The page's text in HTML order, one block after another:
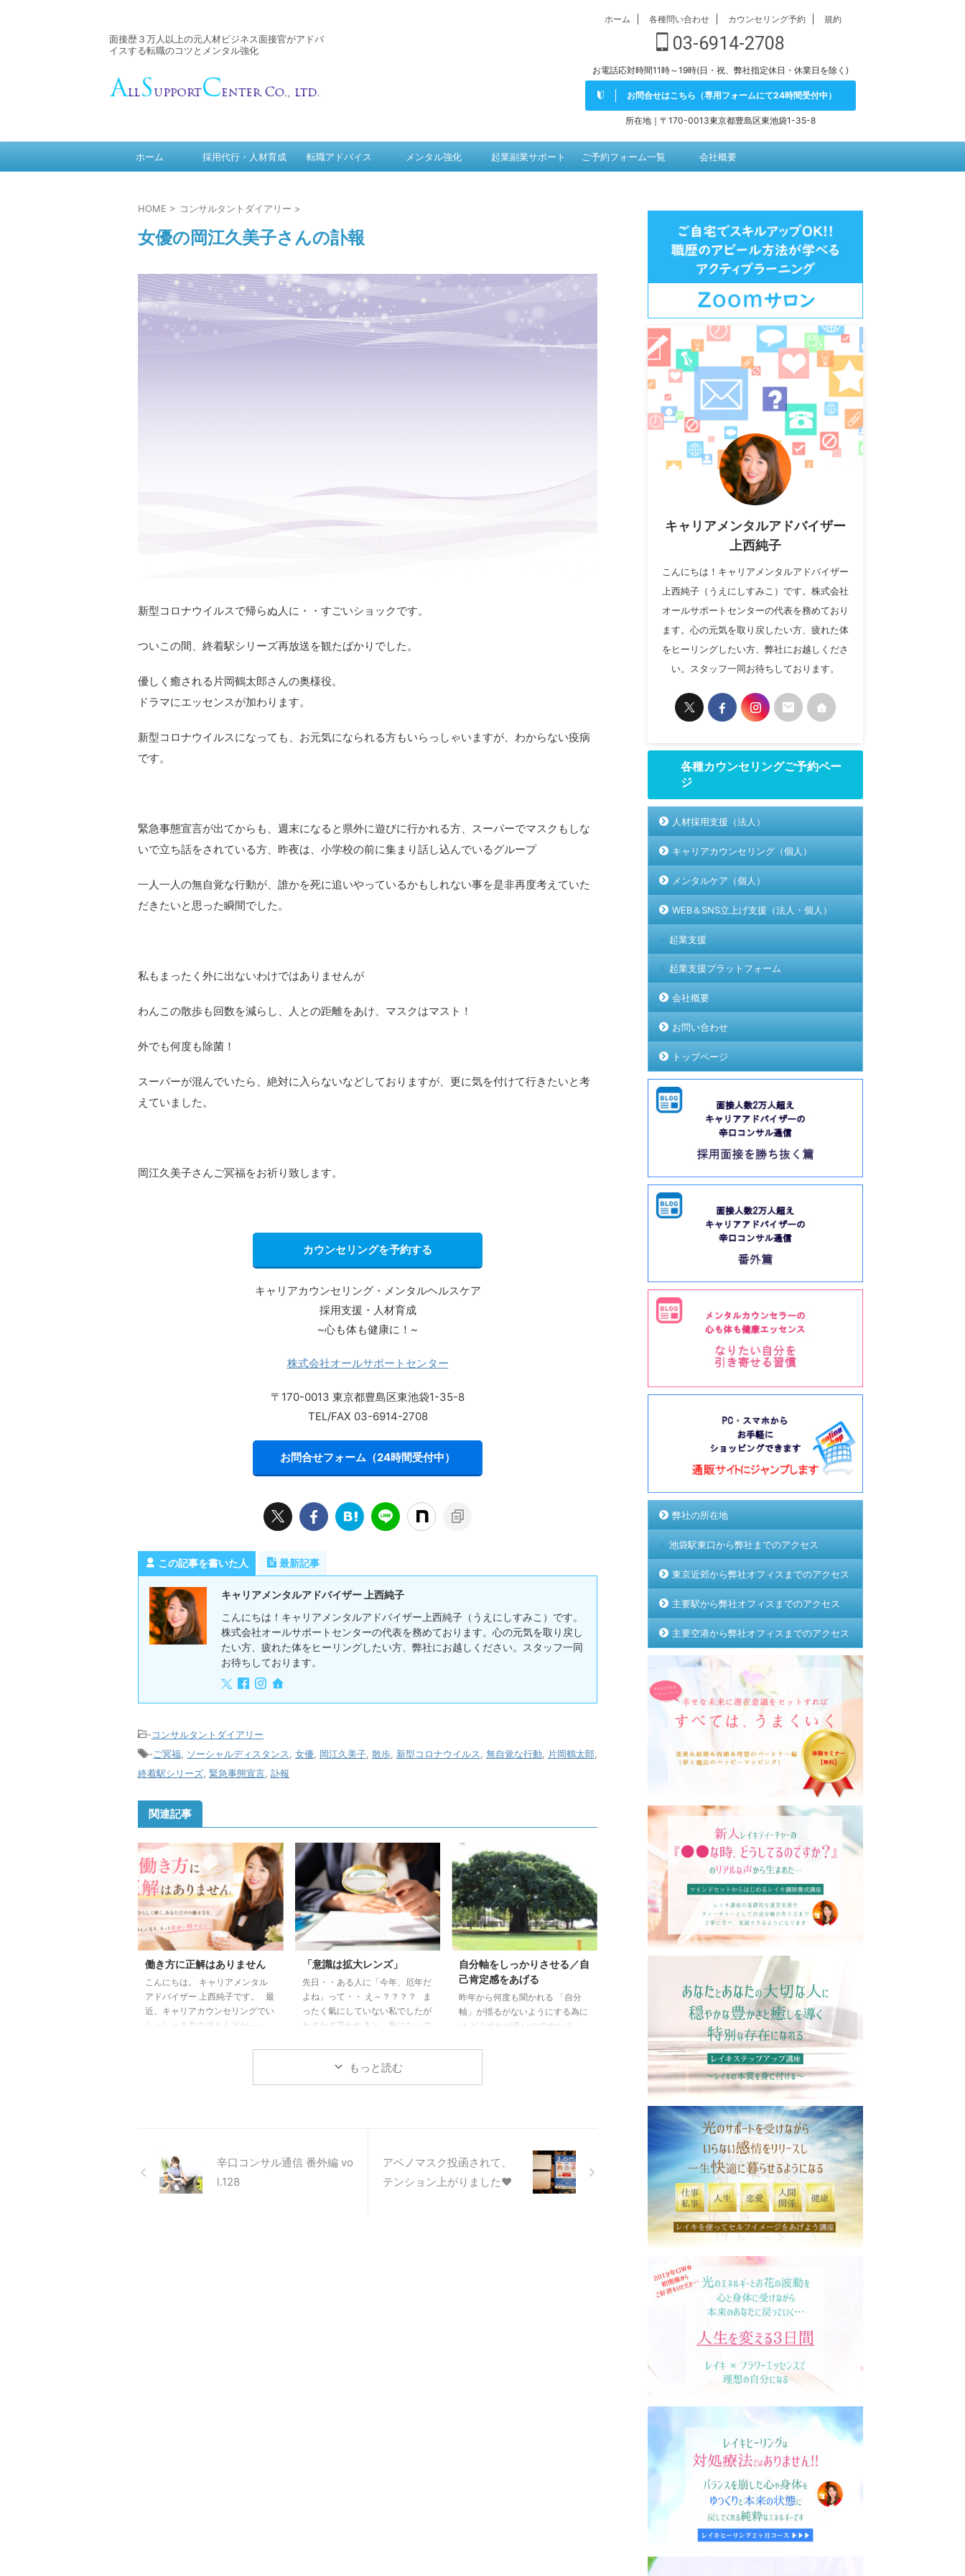
面接歴３万人以上の元人材ビジネス面接官がアドバ
イスする転職のコツとメンタル強化
ホーム 各種問い合わせ カウンセリング予約 規約
03-6914-2708
お電話応対時間11時～19時(日・祝、弊社指定休日・休業日を除く)
お問合せはこちら（専用フォームにて24時間受付中）
所在地｜〒170-0013東京都豊島区東池袋1-35-8
ホーム 採用代行・人材育成 転職アドバイス メンタル強化 起業副業サポート ご予約フォーム一覧 会社概要
HOME > コンサルタントダイアリー >
女優の岡江久美子さんの訃報
新型コロナウイルスで帰らぬ人に・・すごいショックです。
ついこの間、終着駅シリーズ再放送を観たばかりでした。
優しく癒される片岡鶴太郎さんの奥様役。
ドラマにエッセンスが加わります。
新型コロナウイルスになっても、お元気になられる方もいらっしゃいますが、わからない疫病
です。
緊急事態宣言が出てからも、週末になると県外に遊びに行かれる方、スーパーでマスクもしな
いで立ち話をされている方、昨夜は、小学校の前に集まり話し込んでいるグループ
一人一人の無自覚な行動が、誰かを死に追いやっているかもしれない事を是非再度考えていた
だきたいと思った瞬間でした。
私もまったく外に出ないわけではありませんが
わんこの散歩も回数を減らし、人との距離をあけ、マスクはマスト！
外でも何度も除菌！
スーパーが混んでいたら、絶対に入らないなどしておりますが、更に気を付けて行きたいと考
えていました。
岡江久美子さんご冥福をお祈り致します。
カウンセリングを予約する
キャリアカウンセリング・メンタルヘルスケア
採用支援・人材育成
~心も体も健康に！~
株式会社オールサポートセンター
〒170-0013 東京都豊島区東池袋1-35-8
TEL/FAX 03-6914-2708
お問合せフォーム（24時間受付中）
この記事を書いた人 最新記事
キャリアメンタルアドバイザー 上西純子
こんにちは！キャリアメンタルアドバイザー上西純子（うえにしすみこ）です。
株式会社オールサポートセンターの代表を務めております。心の元気を取り戻し
たい方、疲れた体をヒーリングしたい方、弊社にお越しください。スタッフ一同
お待ちしております。
-コンサルタントダイアリー
-ご冥福, ソーシャルディスタンス, 女優, 岡江久美子, 散歩, 新型コロナウイルス, 無自覚な行動, 片岡鶴太郎,
終着駅シリーズ, 緊急事態宣言, 訃報
関連記事
働き方に正解はありません
こんにちは。 キャリアメンタル
アドバイザー 上西純子です。 最
近、キャリアカウンセリングでい
らっしゃる方のほとんどが──
時代とともに 働き方に関するお
した。 「会社員で満足している
なら、多少の不満があるくらいな
ら、 無理に起業しなくても ...
「意識は拡大レンズ」
先日・・ある人に「今年、厄年だ
よね」って・・ え～？？？？ ま
ったく氣にしていない私でしたが
わざわざ言われると、氣になって
祓いしたほうが良いですか？ と
伺ったところ 「厄年だからって
よ」と。 そもそも、厄年って
何？？ってぐらいの私が思った事
自分軸をしっかりさせる／自
己肯定感をあげる
昨年から何度も聞かれる 「自分
軸」が揺るがないようにする為に
は どうすれば良いのですか？
グラウンディングをしっかり す
己肯定感が上がったな～と 思う
やり方をご紹介致します。 何で
も良いので毎日出来る事を自分と
もっと読む
辛口コンサル通信 番外編 vo
l.128
アベノマスク投函されて、
テンション上がりました♥
キャリアメンタルアドバイザー
上西純子
こんにちは！キャリアメンタルアドバイザー
上西純子（うえにしすみこ）です。株式会社
オールサポートセンターの代表を務めており
ます。心の元気を取り戻したい方、疲れた体
をヒーリングしたい方、弊社にお越しくださ
い。スタッフ一同お待ちしております。
各種カウンセリングご予約ペー
ジ
人材採用支援（法人）
キャリアカウンセリング（個人）
メンタルケア（個人）
WEB＆SNS立上げ支援（法人・個人）
起業支援
起業支援プラットフォーム
会社概要
お問い合わせ
トップページ
弊社の所在地
池袋駅東口から弊社までのアクセス
東京近郊から弊社オフィスまでのアクセス
主要駅から弊社オフィスまでのアクセス
主要空港から弊社オフィスまでのアクセス